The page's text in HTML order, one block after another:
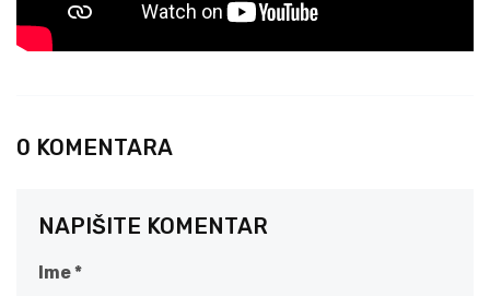
0 KOMENTARA
NAPIŠITE KOMENTAR
Ime *